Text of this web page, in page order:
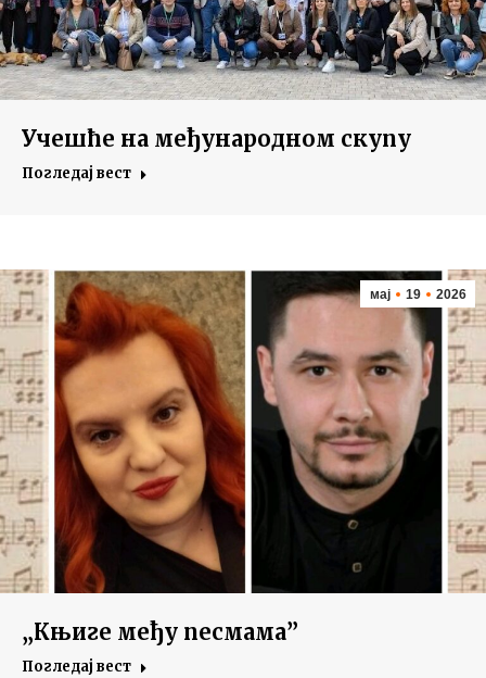
Учешће на међународном скупу
Погледај вест
мај 19 2026
„Књиге међу песмама”
Погледај вест